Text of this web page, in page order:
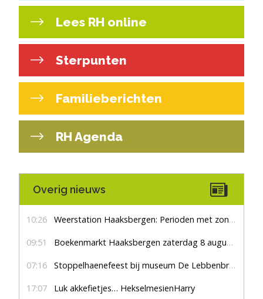
Lees RH online
Sterpunten
Familieberichten
RH Agenda
Overig nieuws
10:26 Weerstation Haaksbergen: Perioden met zon en droog
09:51 Boekenmarkt Haaksbergen zaterdag 8 augustus, marktplein Haaksbergen
07:16 Stoppelhaenefeest bij museum De Lebbenbrugge
17:07 Luk akkefietjes… HekselmesienHarry